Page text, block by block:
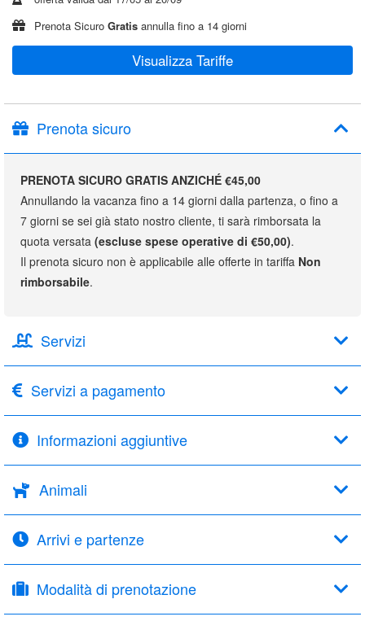
Prenota Sicuro Gratis annulla fino a 14 giorni
Visualizza Tariffe
Prenota sicuro
PRENOTA SICURO GRATIS ANZICHÉ €45,00
Annullando la vacanza fino a 14 giorni dalla partenza, o fino a
7 giorni se sei già stato nostro cliente, ti sarà rimborsata la
quota versata (escluse spese operative di €50,00).
Il prenota sicuro non è applicabile alle offerte in tariffa Non
rimborsabile.
Servizi
Servizi a pagamento
Informazioni aggiuntive
Animali
Arrivi e partenze
Modalità di prenotazione